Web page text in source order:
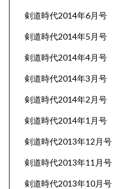
剣道時代2014年6月号
剣道時代2014年5月号
剣道時代2014年4月号
剣道時代2014年3月号
剣道時代2014年2月号
剣道時代2014年1月号
剣道時代2013年12月号
剣道時代2013年11月号
剣道時代2013年10月号